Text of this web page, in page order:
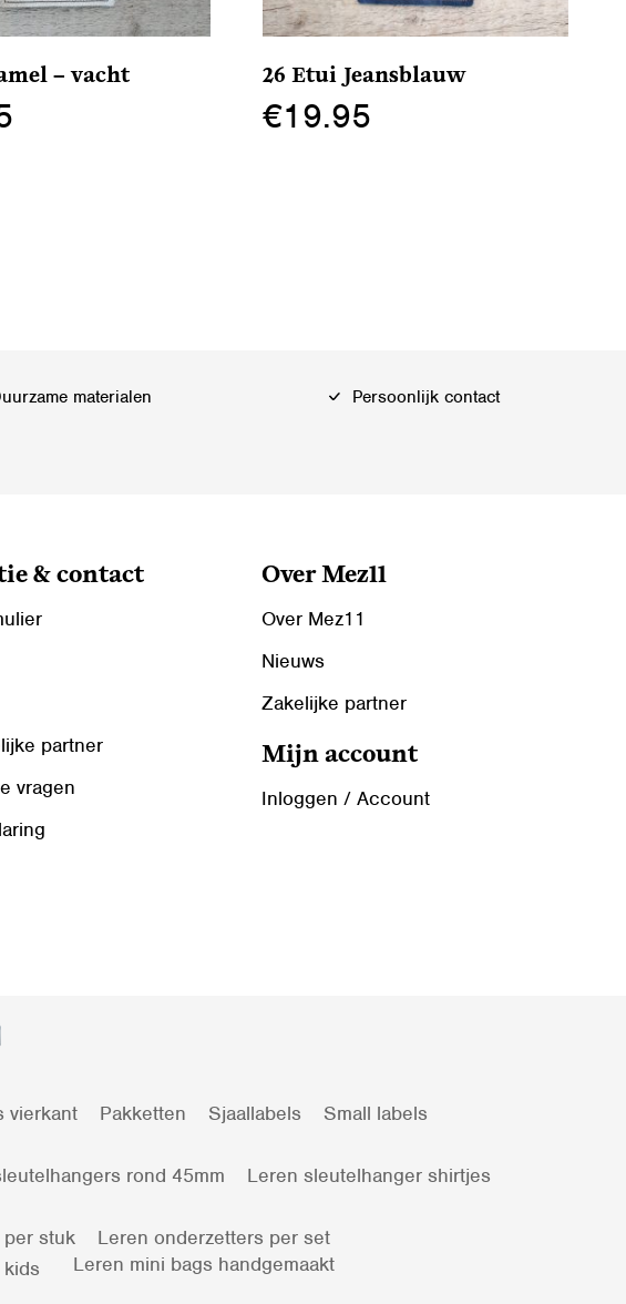
– vacht 26 Etui Jeansblauw
€19.95
materialen Persoonlijk contact
& contact
partner
vragen
Over Mez11
Over Mez11
Nieuws
Zakelijke partner
Mijn account
Inloggen / Account
vierkant Pakketten Sjaallabels
Small labels
rond 45mm
Leren sleutelhanger shirtjes
stuk
Leren onderzetters per set
Leren mini bags handgemaakt